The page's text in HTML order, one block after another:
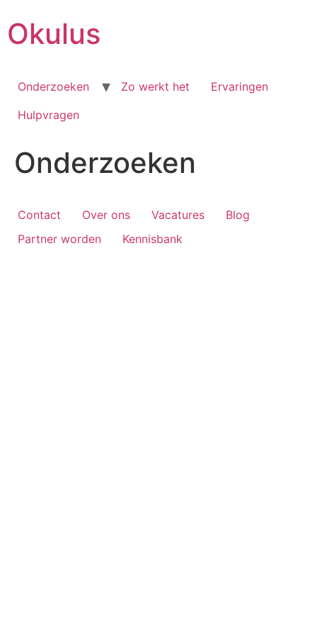
to
content
Okulus
Onderzoeken Zo werkt het
Ervaringen
Hulpvragen
Onderzoeken
Contact Over ons Vacatures
Blog
Partner worden
Kennisbank